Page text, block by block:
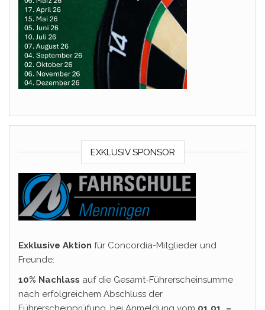
EXKLUSIV SPONSOR
Exklusive Aktion für Concordia-Mitglieder und
Freunde:
10% Nachlass auf die Gesamt-Führerscheinsumme
nach erfolgreichem Abschluss der